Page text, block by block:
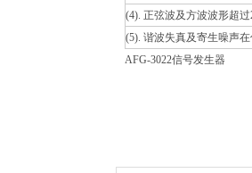
(4). 正弦波及方波波形超
(5). 谐波失真及寄生噪声
AFG-3022信号发生器